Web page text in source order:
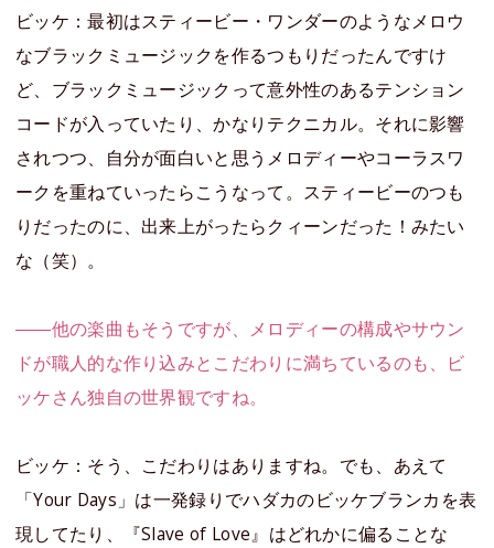
ビッケ：最初はスティービー・ワンダーのようなメロウ
なブラックミュージックを作るつもりだったんですけ
ど、ブラックミュージックって意外性のあるテンション
コードが入っていたり、かなりテクニカル。それに影響
されつつ、自分が面白いと思うメロディーやコーラスワ
ークを重ねていったらこうなって。スティービーのつも
りだったのに、出来上がったらクィーンだった！みたい
な（笑）。
――他の楽曲もそうですが、メロディーの構成やサウン
ドが職人的な作り込みとこだわりに満ちているのも、ビ
ッケさん独自の世界観ですね。
ビッケ：そう、こだわりはありますね。でも、あえて
「Your Days」は一発録りでハダカのビッケブランカを表
現してたり、『Slave of Love』はどれかに偏ることな